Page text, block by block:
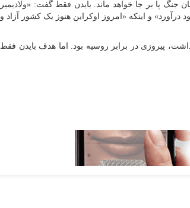
جنگ پا بر جا خواهد ماند. بایدن فقط گفت: «ولادیمیر
و اینکه «امروز اوکراین هنوز یک کشور آزاد و
پیروزی در برابر روسیه بود. اما هدف بایدن فقط